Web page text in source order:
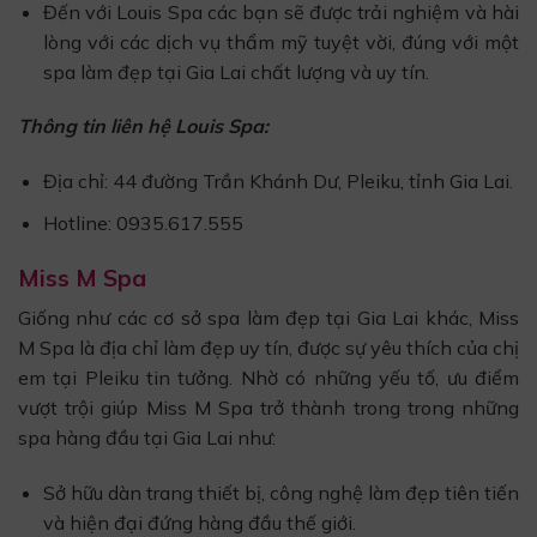
Đến với Louis Spa các bạn sẽ được trải nghiệm và hài
lòng với các dịch vụ thẩm mỹ tuyệt vời, đúng với một
spa làm đẹp tại Gia Lai chất lượng và uy tín.
Thông tin liên hệ Louis Spa:
Địa chỉ: 44 đường Trần Khánh Dư, Pleiku, tỉnh Gia Lai.
Hotline: 0935.617.555
Miss M Spa
Giống như các cơ sở spa làm đẹp tại Gia Lai khác, Miss
M Spa là địa chỉ làm đẹp uy tín, được sự yêu thích của chị
em tại Pleiku tin tưởng. Nhờ có những yếu tố, ưu điểm
vượt trội giúp Miss M Spa trở thành trong trong những
spa hàng đầu tại Gia Lai như:
Sở hữu dàn trang thiết bị, công nghệ làm đẹp tiên tiến
và hiện đại đứng hàng đầu thế giới.